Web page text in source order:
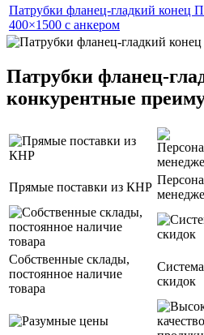
Патрубки фланец-гладкий конец
400×1500 с анкером
Патрубки фланец-
конкурентные
Прямые поставки из КНР
Собственные склады,
постоянное наличие
товара
Система
скидок